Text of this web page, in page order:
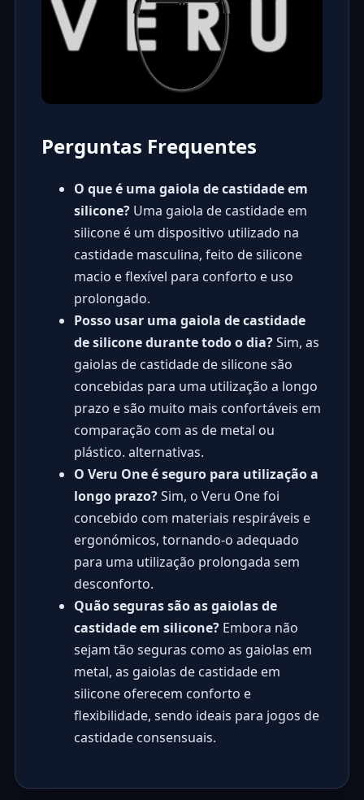
Perguntas Frequentes
O que é uma gaiola de castidade em
silicone?Uma gaiola de castidade em
silicone é um dispositivo utilizado na
castidade masculina, feito de silicone
macio e flexível para conforto e uso
prolongado.
Posso usar uma gaiola de castidade
de silicone durante todo o dia?Sim, as
gaiolas de castidade de silicone são
concebidas para uma utilização a longo
prazo e são muito mais confortáveis em
comparação com as de metal ou
plástico. alternativas.
O Veru One é seguro para utilização a
longo prazo?Sim, o Veru One foi
concebido com materiais respiráveis e
ergonómicos, tornando-o adequado
para uma utilização prolongada sem
desconforto.
Quão seguras são as gaiolas de
castidade em silicone?Embora não
sejam tão seguras como as gaiolas em
metal, as gaiolas de castidade em
silicone oferecem conforto e
flexibilidade, sendo ideais para jogos de
castidade consensuais.